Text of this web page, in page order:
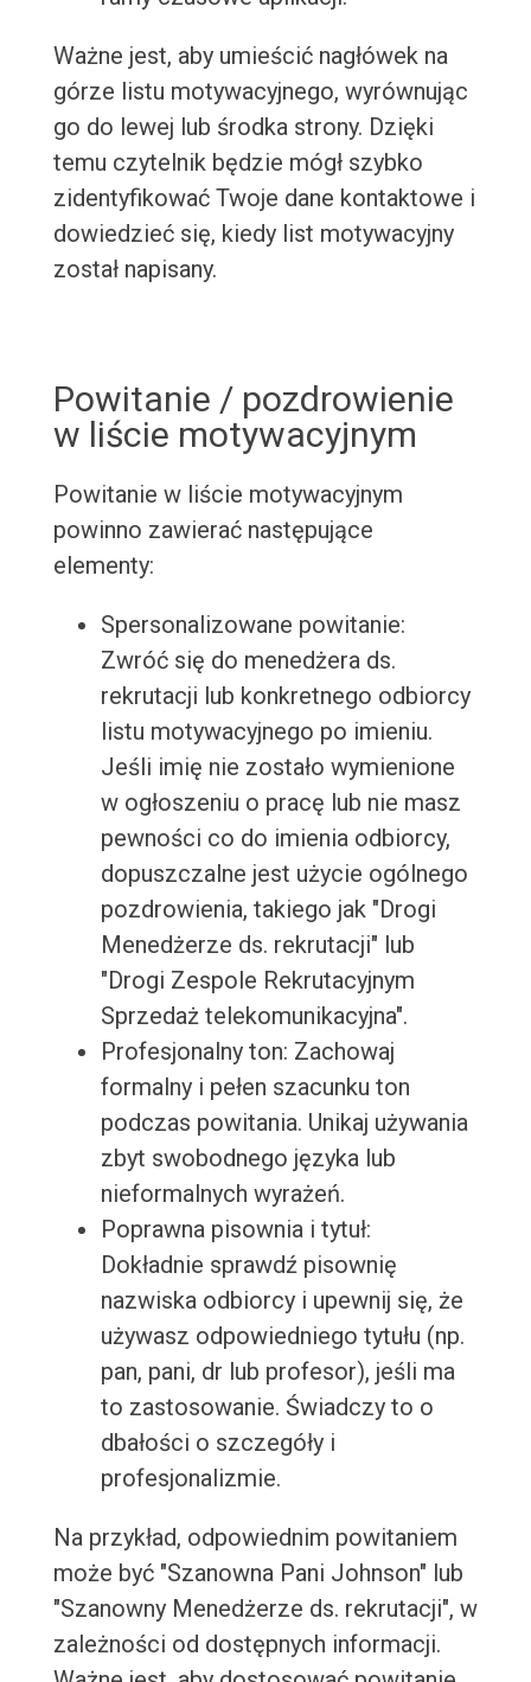
Ważne jest, aby umieścić nagłówek na
górze listu motywacyjnego, wyrównując
go do lewej lub środka strony. Dzięki
temu czytelnik będzie mógł szybko
zidentyfikować Twoje dane kontaktowe i
dowiedzieć się, kiedy list motywacyjny
został napisany.
Powitanie / pozdrowienie
w liście motywacyjnym
Powitanie w liście motywacyjnym
powinno zawierać następujące
elementy:
Spersonalizowane powitanie:
Zwróć się do menedżera ds.
rekrutacji lub konkretnego odbiorcy
listu motywacyjnego po imieniu.
Jeśli imię nie zostało wymienione
w ogłoszeniu o pracę lub nie masz
pewności co do imienia odbiorcy,
dopuszczalne jest użycie ogólnego
pozdrowienia, takiego jak "Drogi
Menedżerze ds. rekrutacji" lub
"Drogi Zespole Rekrutacyjnym
Sprzedaż telekomunikacyjna".
Profesjonalny ton: Zachowaj
formalny i pełen szacunku ton
podczas powitania. Unikaj używania
zbyt swobodnego języka lub
nieformalnych wyrażeń.
Poprawna pisownia i tytuł:
Dokładnie sprawdź pisownię
nazwiska odbiorcy i upewnij się, że
używasz odpowiedniego tytułu (np.
pan, pani, dr lub profesor), jeśli ma
to zastosowanie. Świadczy to o
dbałości o szczegóły i
profesjonalizmie.
Na przykład, odpowiednim powitaniem
może być "Szanowna Pani Johnson" lub
"Szanowny Menedżerze ds. rekrutacji", w
zależności od dostępnych informacji.